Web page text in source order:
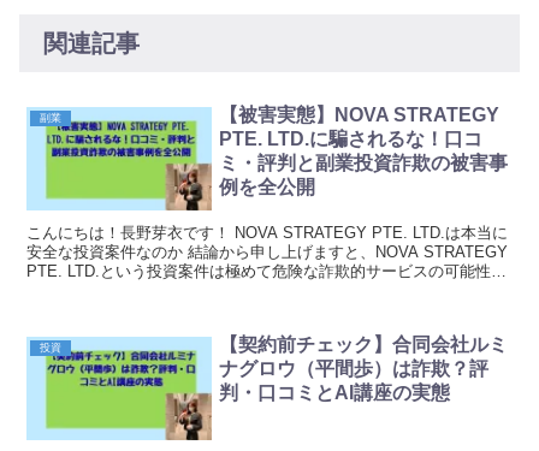
関連記事
副業
【被害実態】NOVA STRATEGY
PTE. LTD.に騙されるな！口コ
ミ・評判と副業投資詐欺の被害事
例を全公開
こんにちは！長野芽衣です！ NOVA STRATEGY PTE. LTD.は本当に
安全な投資案件なのか 結論から申し上げますと、NOVA STRATEGY
PTE. LTD.という投資案件は極めて危険な詐欺的サービスの可能性が
投資
【契約前チェック】合同会社ルミ
ナグロウ（平間歩）は詐欺？評
判・口コミとAI講座の実態